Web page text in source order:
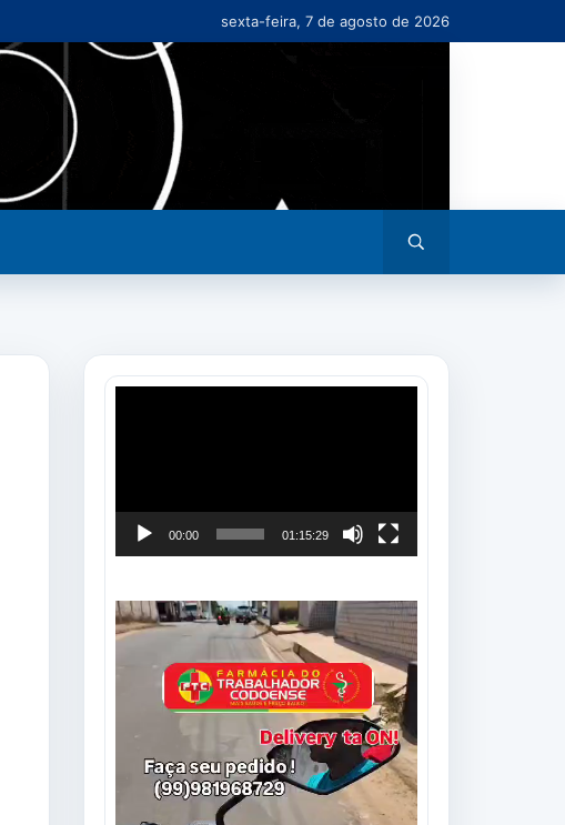
sexta-feira, 7 de agosto de 2026
busca
00:00 01:15:29
Tocador
de
vídeo